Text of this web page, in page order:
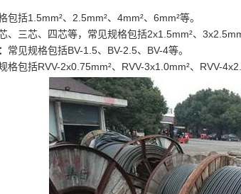
包括1.5mm²、2.5mm²、4mm²、6mm²等。
、三芯、四芯等，常见规格包括2x1.5mm²、
常见规格包括BV-1.5、BV-2.5、BV-4等。
格包括RVV-2x0.75mm²、RVV-3x1.0mm²、RVV-